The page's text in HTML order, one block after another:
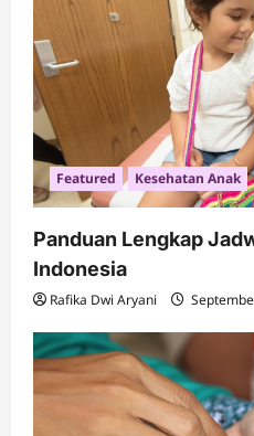
Featured Kesehatan Anak
Panduan Lengkap
Indonesia
Rafika Dwi Aryani